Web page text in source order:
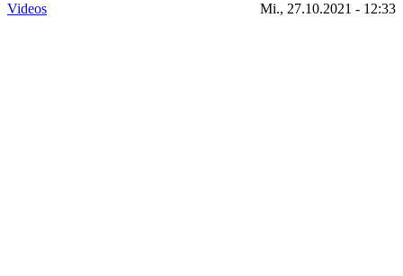
Videos Mi., 27.10.2021 - 12:33